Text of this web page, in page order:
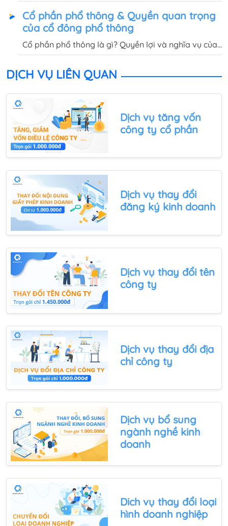
đổi cổ đông sáng lập, chuyển nhượng cổ phần. Quốc
Việt sẽ hướng dẫn chi tiết cho bạn trong bài viết
này.
Cổ phần phổ thông & Quyền quan trọng
của cổ đông phổ thông
Cổ phần phổ thông là gì? Quyền lợi và nghĩa vụ của
cổ đông phổ thông trong công ty cổ phần như thế
nào? Hãy cùng với Quốc Việt tìm hiểu qua bài viết
sau đây.
DỊCH VỤ LIÊN QUAN
Dịch vụ tăng vốn
công ty cổ phần
Dịch vụ thay đổi
đăng ký kinh doanh
Dịch vụ thay đổi tên
công ty
Dịch vụ thay đổi địa
chỉ công ty
Dịch vụ bổ sung
ngành nghề kinh
doanh
Dich vụ thay đổi loại
hình doanh nghiệp